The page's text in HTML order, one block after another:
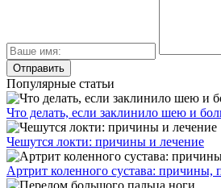
Популярные статьи
Что делать, если заклинило шею и
Чешутся локти: причины и лечение
Артрит коленного сустава: причины,